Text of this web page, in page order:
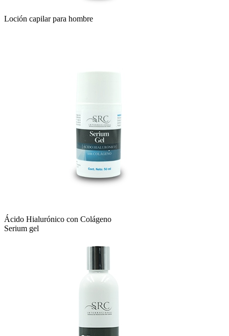
Loción capilar para hombre
Ácido Hialurónico con Colágeno
Serium gel